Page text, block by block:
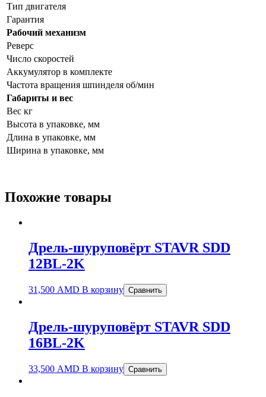
Тип двигателя
Гарантия
Рабочий механизм
Реверс
Число скоростей
Аккумулятор в комплекте
Частота вращения шпинделя об/мин
Габариты и вес
Вес кг
Высота в упаковке, мм
Длина в упаковке, мм
Ширина в упаковке, мм
Похожие товары
Дрель-шуруповёрт STAVR SDD
12BL-2K
31,500 AMD В корзину Сравнить
Дрель-шуруповёрт STAVR SDD
16BL-2K
33,500 AMD В корзину Сравнить